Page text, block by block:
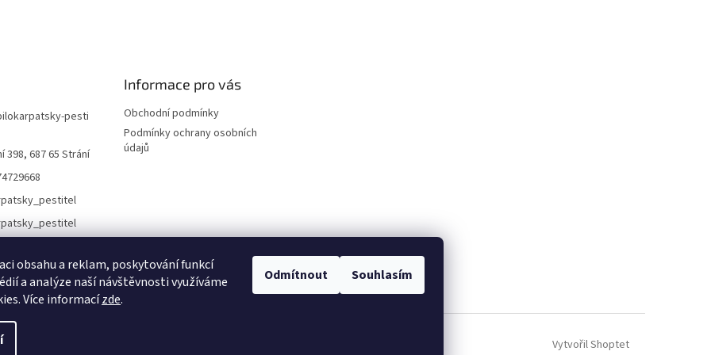
obsahu a reklam, poskytování funkcí
a analýze naší návštěvnosti využíváme
Více informacízde.
Odmítnout Souhlasím
pesti
398, 687 65 Strání
Informace pro vás
Obchodní podmínky
Podmínky ochrany osobních
údajů
Lokality
Vytvořil Shoptet
vyhrazena.